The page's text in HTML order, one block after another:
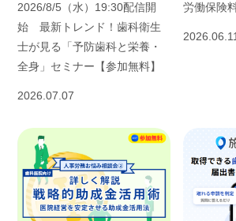
2026/8/5（水）19:30配信開
始 最新トレンド！歯科衛生
士が見る「予防歯科と栄養・
全身」セミナー【参加無料】
2026.07.07
労働保険
2026.06.11